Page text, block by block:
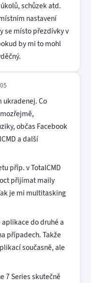
schůzek atd.
nastavení
se místo přezdívky v
by mi to mohl
ukradenej. Co
občas Facebook
a další
příp. v TotalCMD
přijímat maily
je mi multitasking
do druhé a
případech. Takže
současně, ale
7 Series skutečně